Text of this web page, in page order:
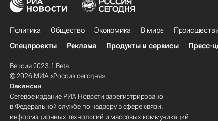
Политика Общество Экономика В мире
Спецпроекты
Реклама Продукты и сервисы Пресс-
Версия 2023.1 Beta
© 2026 МИА «Россия сегодня»
Вакансии
Сетевое издание РИА Новости зарегистрировано
в Федеральной службе по надзору в сфере связи,
информационных технологий и массовых коммуникаций